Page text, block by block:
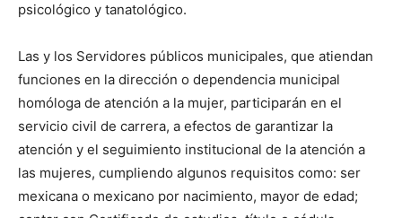
psicológico y tanatológico.
Las y los Servidores públicos municipales, que atiendan
funciones en la dirección o dependencia municipal
homóloga de atención a la mujer, participarán en el
servicio civil de carrera, a efectos de garantizar la
atención y el seguimiento institucional de la atención a
las mujeres, cumpliendo algunos requisitos como: ser
mexicana o mexicano por nacimiento, mayor de edad;